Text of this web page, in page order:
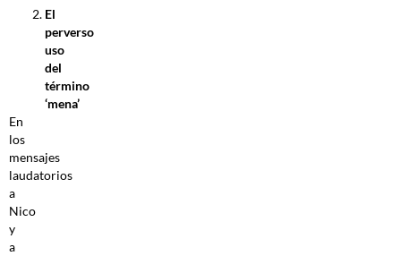
El
perverso
uso
del
término
‘mena’
En
los
mensajes
laudatorios
a
Nico
y
a